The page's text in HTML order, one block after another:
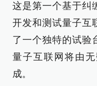
这是第一个基于纠
开发和测试量子互
了一个独特的试验
量子互联网将由
成。